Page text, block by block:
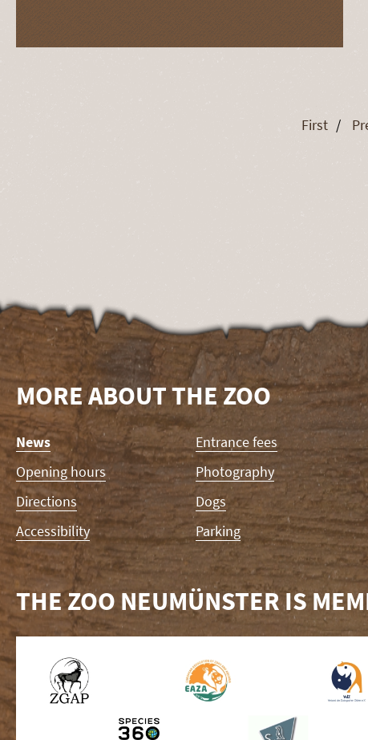
First
MORE ABOUT THE ZOO
Skip
navigation
News
Opening hours
Directions
Accessibility
Entrance fees
Photography
Dogs
Parking
THE ZOO NEUMÜNSTER IS